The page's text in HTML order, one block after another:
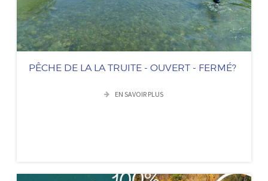
PÊCHE DE LA LA TRUITE - OUVERT - FERMÉ?
EN SAVOIR PLUS